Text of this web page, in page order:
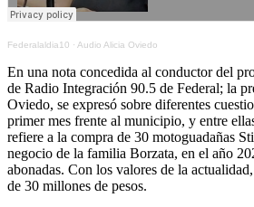
Federalaldia10 · Audio Alicia Oviedo
En una nota concedida al conductor del
de Radio Integración 90.5 de Federal; la
Oviedo, se expresó sobre diferentes
primer mes frente al municipio, y entre
refiere a la compra de 30 motoguadañas
negocio de la familia Borzata, en el año
abonadas. Con los valores de la
de 30 millones de pesos.